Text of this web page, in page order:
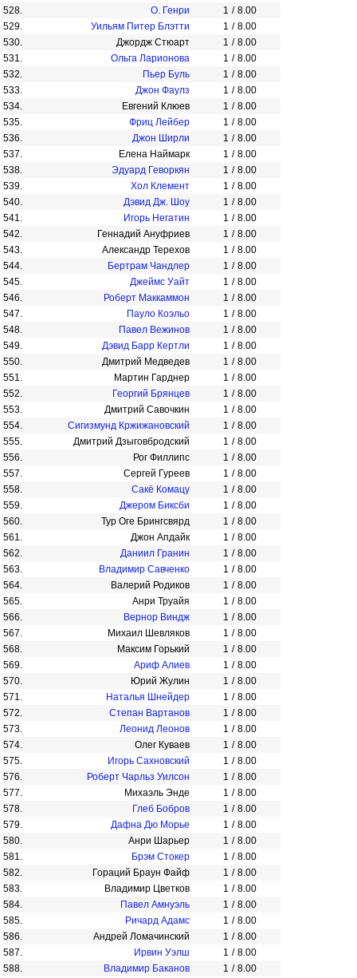
528. О. Генри 1 / 8.00
529.
Уильям Питер Блэтти 1 / 8.00
530.
Джордж Стюарт 1 / 8.00
531.
Ольга Ларионова 1 / 8.00
532.
Пьер Буль 1 / 8.00
533.
Джон Фаулз 1 / 8.00
534.
Евгений Клюев 1 / 8.00
535.
Фриц Лейбер 1 / 8.00
536.
Джон Ширли 1 / 8.00
537.
Елена Наймарк 1 / 8.00
538.
Эдуард Геворкян 1 / 8.00
539.
Хол Клемент 1 / 8.00
540.
Дэвид Дж. Шоу 1 / 8.00
541.
Игорь Негатин 1 / 8.00
542.
Геннадий Ануфриев 1 / 8.00
543.
Александр Терехов 1 / 8.00
544.
Бертрам Чандлер 1 / 8.00
545.
Джеймс Уайт 1 / 8.00
546.
Роберт Маккаммон 1 / 8.00
547.
Пауло Коэльо 1 / 8.00
548.
Павел Вежинов 1 / 8.00
549.
Дэвид Барр Кертли 1 / 8.00
550.
Дмитрий Медведев 1 / 8.00
551.
Мартин Гарднер 1 / 8.00
552.
Георгий Брянцев 1 / 8.00
553.
Дмитрий Савочкин 1 / 8.00
554.
Сигизмунд Кржижановский 1 / 8.00
555.
Дмитрий Дзыговбродский 1 / 8.00
556.
Рог Филлипс 1 / 8.00
557.
Сергей Гуреев 1 / 8.00
558.
Сакё Комацу 1 / 8.00
559.
Джером Биксби 1 / 8.00
560.
Тур Оге Брингсвярд 1 / 8.00
561.
Джон Апдайк 1 / 8.00
562.
Даниил Гранин 1 / 8.00
563.
Владимир Савченко 1 / 8.00
564.
Валерий Родиков 1 / 8.00
565.
Анри Труайя 1 / 8.00
566.
Вернор Виндж 1 / 8.00
567.
Михаил Шевляков 1 / 8.00
568.
Максим Горький 1 / 8.00
569.
Ариф Алиев 1 / 8.00
570.
Юрий Жулин 1 / 8.00
571.
Наталья Шнейдер 1 / 8.00
572.
Степан Вартанов 1 / 8.00
573.
Леонид Леонов 1 / 8.00
574.
Олег Куваев 1 / 8.00
575.
Игорь Сахновский 1 / 8.00
576.
Роберт Чарльз Уилсон 1 / 8.00
577.
Михаэль Энде 1 / 8.00
578.
Глеб Бобров 1 / 8.00
579.
Дафна Дю Морье 1 / 8.00
580.
Анри Шарьер 1 / 8.00
581.
Брэм Стокер 1 / 8.00
582.
Гораций Браун Файф 1 / 8.00
583.
Владимир Цветков 1 / 8.00
584.
Павел Амнуэль 1 / 8.00
585.
Ричард Адамс 1 / 8.00
586.
Андрей Ломачинский 1 / 8.00
587.
Ирвин Уэлш 1 / 8.00
588.
Владимир Баканов 1 / 8.00